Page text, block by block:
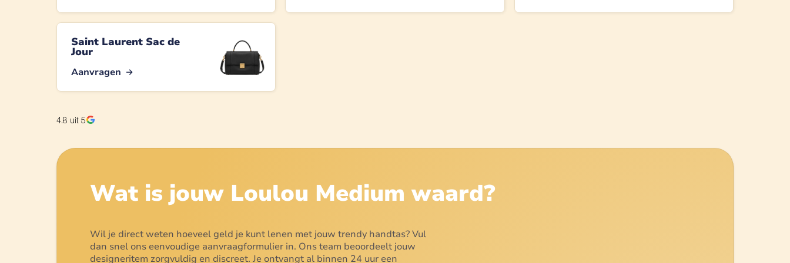
Saint Laurent Sac de
Jour
Aanvragen
4.8 uit 5
Wat is jouw Loulou Medium waard?
Wil je direct weten hoeveel geld je kunt lenen met jouw trendy handtas? Vul
dan snel ons eenvoudige aanvraagformulier in. Ons team beoordeelt jouw
designeritem zorgvuldig en discreet. Je ontvangt al binnen 24 uur een